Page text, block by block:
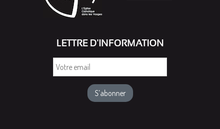
LETTRE D'INFORMATION